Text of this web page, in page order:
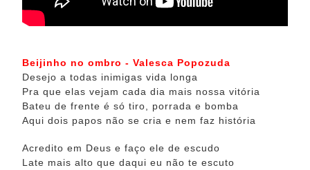
Beijinho no ombro - Valesca Popozuda
Desejo a todas inimigas vida longa
Pra que elas vejam cada dia mais nossa vitória
Bateu de frente é só tiro, porrada e bomba
Aqui dois papos não se cria e nem faz história
Acredito em Deus e faço ele de escudo
Late mais alto que daqui eu não te escuto